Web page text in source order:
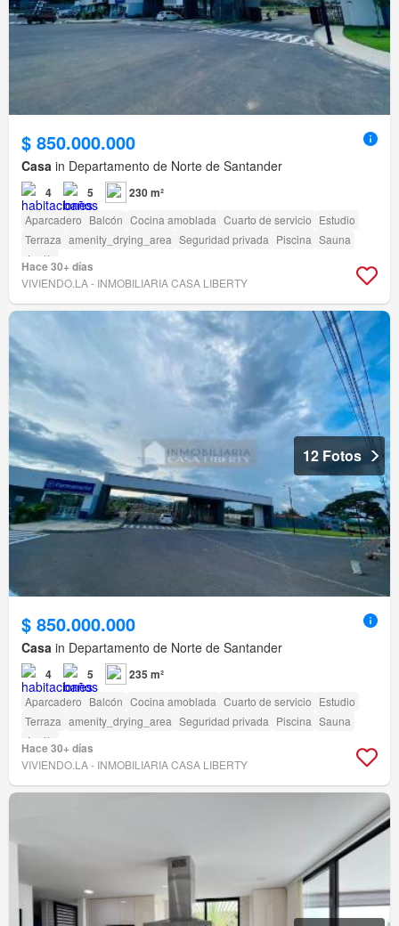
$ 850.000.000
Casa in Departamento de Norte de Santander
4 5 230 m²
Aparcadero Balcón Cocina amoblada Cuarto de servicio Estudio
Terraza amenity_drying_area Seguridad privada Piscina Sauna
Jardín
Hace 30+ días
VIVIENDO.LA - INMOBILIARIA CASA LIBERTY
12 Fotos
$ 850.000.000
Casa in Departamento de Norte de Santander
4 5 235 m²
Aparcadero Balcón Cocina amoblada Cuarto de servicio Estudio
Terraza amenity_drying_area Seguridad privada Piscina Sauna
Jardín
Hace 30+ días
VIVIENDO.LA - INMOBILIARIA CASA LIBERTY